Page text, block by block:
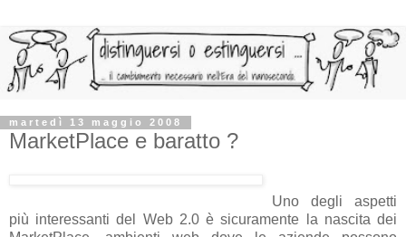
martedì 13 maggio 2008
MarketPlace e baratto ?
Uno degli aspetti
più interessanti del Web 2.0 è sicuramente la nascita dei